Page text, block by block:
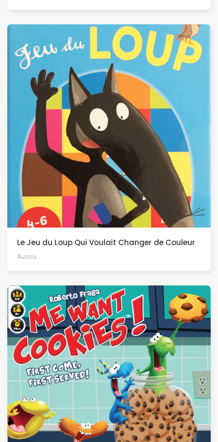
Le Jeu du Loup Qui Voulait Changer de Couleur
Auzou